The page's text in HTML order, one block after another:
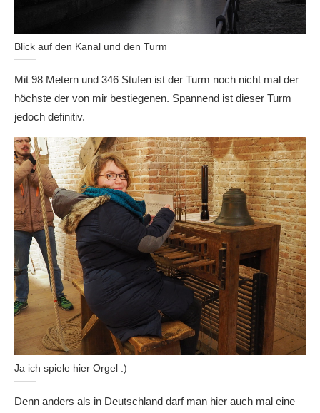
Blick auf den Kanal und den Turm
Mit 98 Metern und 346 Stufen ist der Turm noch nicht mal der
höchste der von mir bestiegenen. Spannend ist dieser Turm
jedoch definitiv.
Ja ich spiele hier Orgel :)
Denn anders als in Deutschland darf man hier auch mal eine